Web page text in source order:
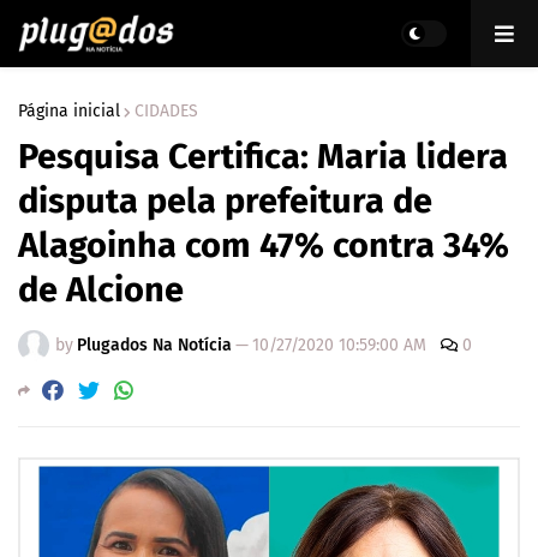
Página inicial CIDADES
Pesquisa Certifica: Maria lidera
disputa pela prefeitura de
Alagoinha com 47% contra 34%
de Alcione
by Plugados Na Notícia — 10/27/2020 10:59:00 AM 0